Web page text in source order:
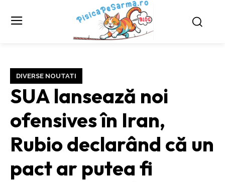
DIVERSE NOUTATI
SUA lansează noi
ofensives în Iran,
Rubio declarând că un
pact ar putea fi